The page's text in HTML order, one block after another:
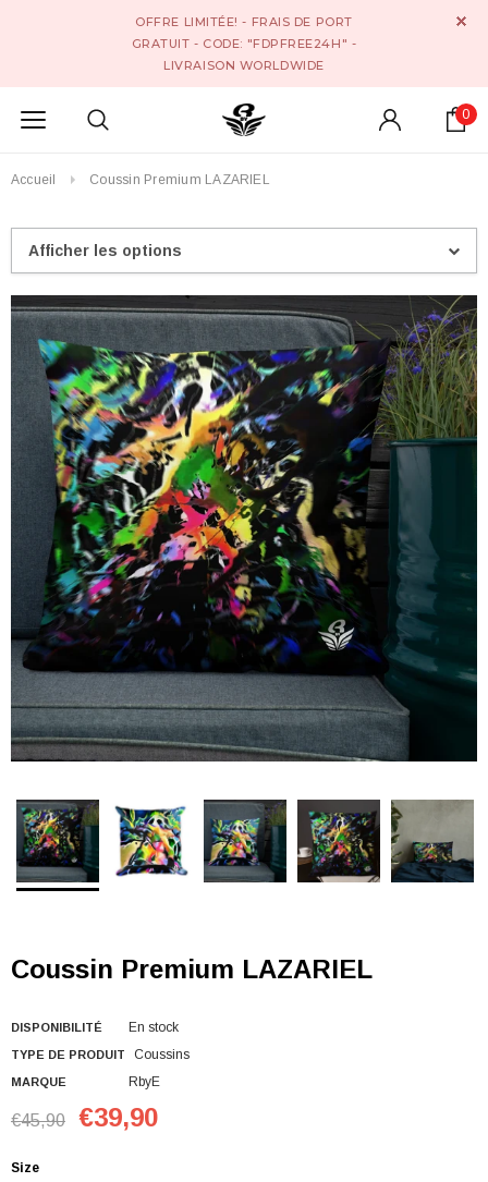
OFFRE LIMITÉE! - FRAIS DE PORT
GRATUIT - CODE: "FDPFREE24H" -
LIVRAISON WORLDWIDE
0
Accueil Coussin Premium LAZARIEL
Afficher les options
Coussin Premium LAZARIEL
DISPONIBILITÉ En stock
TYPE DE PRODUIT Coussins
MARQUE RbyE
€45,90 €39,90
Size